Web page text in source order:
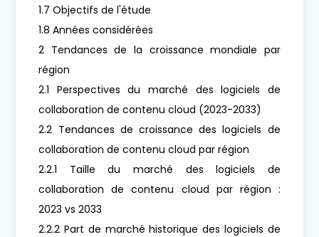
1.7 Objectifs de l'étude
1.8 Années considérées
2 Tendances de la croissance mondiale par
région
2.1 Perspectives du marché des logiciels de
collaboration de contenu cloud (2023-2033)
2.2 Tendances de croissance des logiciels de
collaboration de contenu cloud par région
2.2.1 Taille du marché des logiciels de
collaboration de contenu cloud par région :
2023 vs 2033
2.2.2 Part de marché historique des logiciels de